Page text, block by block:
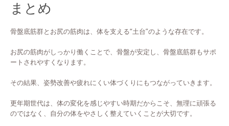
まとめ
骨盤底筋群とお尻の筋肉は、体を支える“土台”のような存在です。
お尻の筋肉がしっかり働くことで、骨盤が安定し、骨盤底筋群もサポ
ートされやすくなります。
その結果、姿勢改善や疲れにくい体づくりにもつながっていきます。
更年期世代は、体の変化を感じやすい時期だからこそ、無理に頑張る
のではなく、自分の体をやさしく整えていくことが大切です。